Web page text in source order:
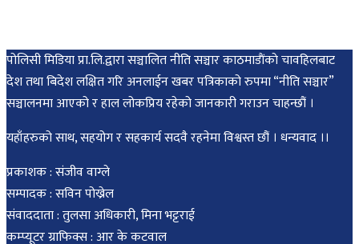
पोलिसी मिडिया प्रा.लि.द्वारा सञ्चालित नीति सञ्चार काठमाडाैंकाे चावहिलबाट
देश तथा बिदेश लक्षित गरि अनलाईन खबर पत्रिकाको रुपमा “नीति सञ्चार”
सञ्चालनमा आएको र हाल लोकप्रिय रहेको जानकारी गराउन चाहन्छौं ।
यहाँहरुको साथ, सहयोग र सहकार्य सदवै रहनेमा विश्वस्त छौं । धन्यवाद ।।
प्रकाशक : संजीव वाग्ले
सम्पादक : सविन पोख्रेल
संवाददाता : तुलसा अधिकारी, मिना भट्टराई
कम्प्यूटर ग्राफिक्स : आर के कटवाल